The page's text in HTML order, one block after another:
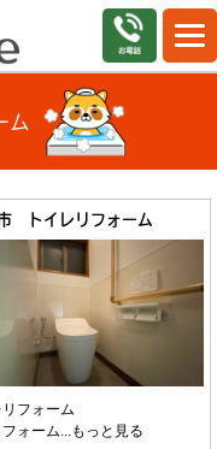
ム
トイレリフォーム
リフォーム
ォーム...もっと見る